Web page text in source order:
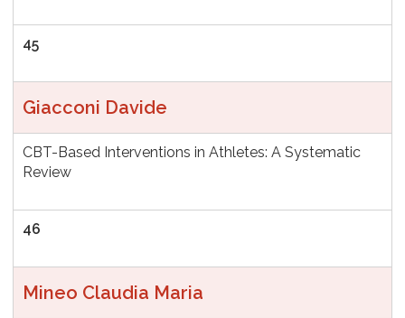
45
Giacconi Davide
CBT-Based Interventions in Athletes: A Systematic
Review
46
Mineo Claudia Maria